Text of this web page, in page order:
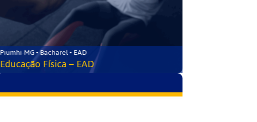
Piumhi-MG • Bacharel • EAD
Educação Física – EAD